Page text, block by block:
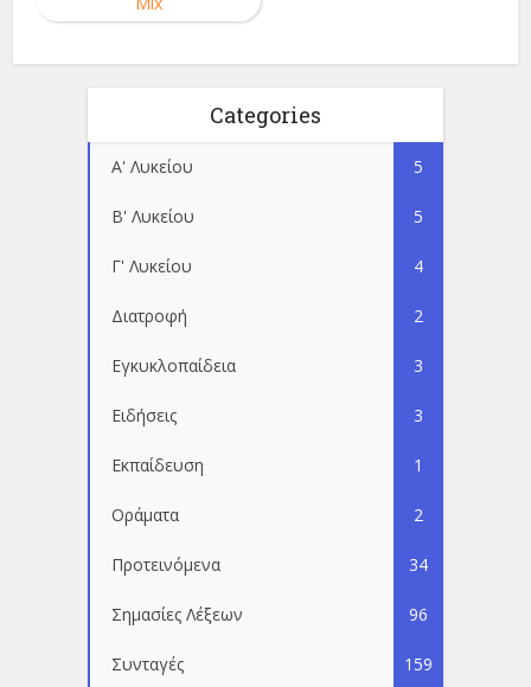
Categories
Α' Λυκείου 5
Β' Λυκείου 5
Γ' Λυκείου 4
Διατροφή 2
Εγκυκλοπαίδεια 3
Ειδήσεις 3
Εκπαίδευση 1
Οράματα 2
Προτεινόμενα 34
Σημασίες Λέξεων 96
Συνταγές 159